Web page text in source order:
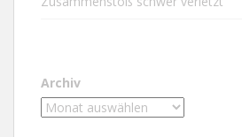
Archiv